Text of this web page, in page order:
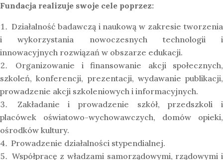
Fundacja realizuje swoje cele poprzez:
Działalność badawczą i naukową w zakresie tworzenia
i wykorzystania nowoczesnych technologii i
innowacyjnych rozwiązań w obszarze edukacji.
Organizowanie i finansowanie akcji społecznych,
szkoleń, konferencji, prezentacji, wydawanie publikacji,
prowadzenie akcji szkoleniowych i informacyjnych.
Zakładanie i prowadzenie szkół, przedszkoli i
placówek oświatowo-wychowawczych, domów opieki,
ośrodków kultury.
Prowadzenie działalności stypendialnej.
Współpracę z władzami samorządowymi, rządowymi i